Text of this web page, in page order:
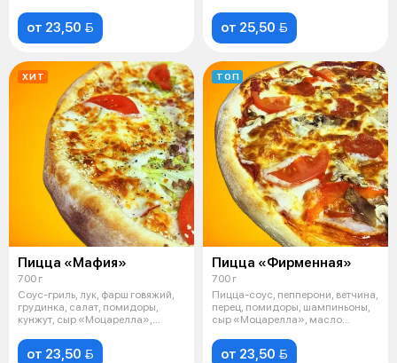
от 23,50  от 25,50 
ХИТ
Пицца «Мафия»
700 г
Соус-гриль, лук, фарш говяжий,
грудинка, салат, помидоры,
кунжут, сыр «Моцарелла»,
от 23,50 
ТОП
Пицца «Фирменная»
700 г
Пицца-соус, пепперони, ветчина,
перец, помидоры, шампиньоны,
сыр «Моцарелла», масло
от 23,50 